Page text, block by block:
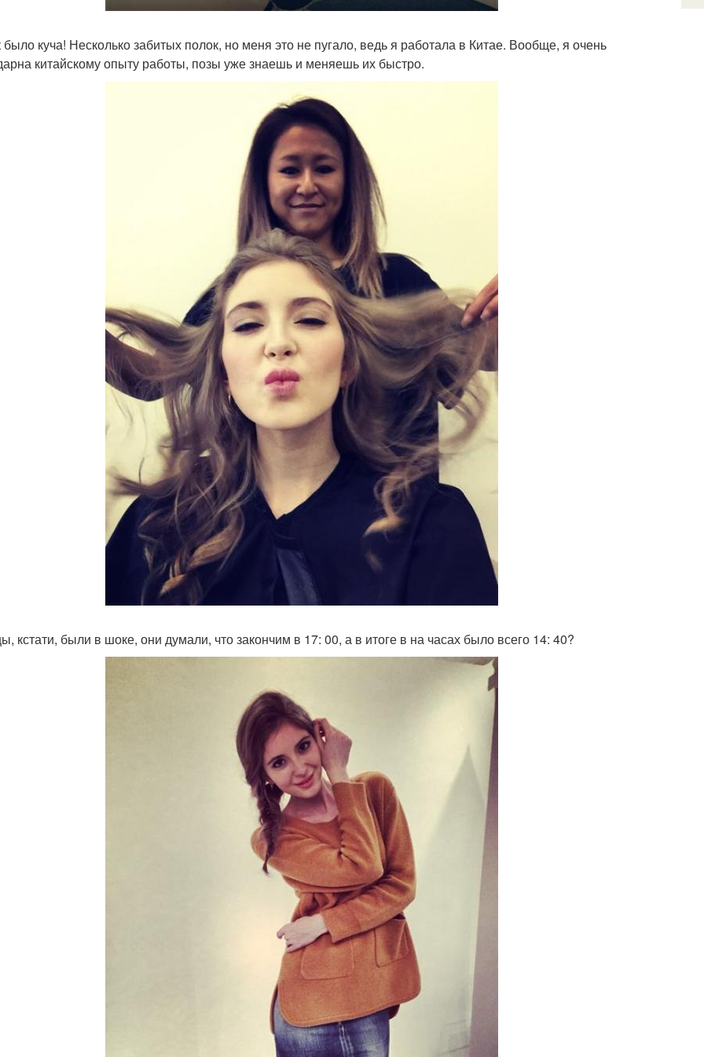
куча! Несколько забитых полок, но меня это не пугало, ведь я работала в Китае. Вообще, я очень
китайскому опыту работы, позы уже знаешь и меняешь их быстро.
кстати, были в шоке, они думали, что закончим в 17: 00, а в итоге в на часах было всего 14: 40?